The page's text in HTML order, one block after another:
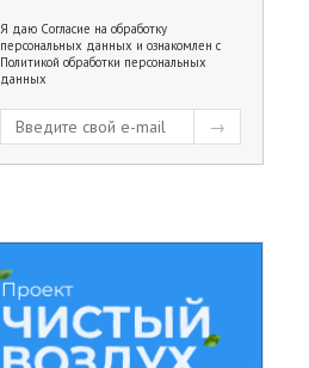
Я даю Согласие на обработку
персональных данных и ознакомлен с
Политикой обработки персональных
данных